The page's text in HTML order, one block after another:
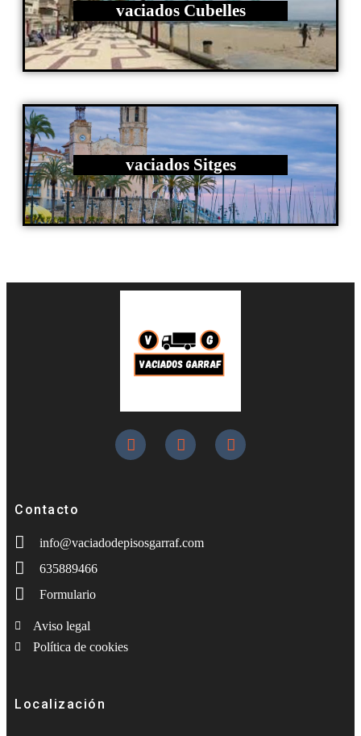
vaciados Cubelles
vaciados Sitges
Contacto
info@vaciadodepisosgarraf.com
635889466
Formulario
Aviso legal
Política de cookies
Localización